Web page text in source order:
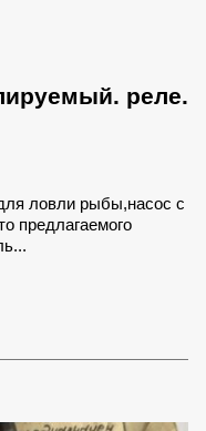
реле.
ловли рыбы,насос с
предлагаемого